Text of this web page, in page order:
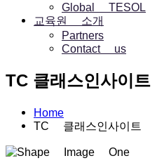
Global TESOL
교육원 소개
Partners
Contact us
TC 클래스인사이트
Home
TC 클래스인사이트